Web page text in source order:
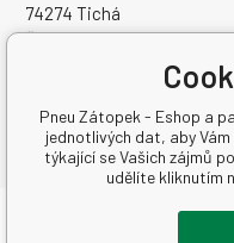
74274 Tichá
Česká Republika
DIČ: CZ7504094994
Copyright
Pneu Zátopek - Eshop a
jednotlivých dat, aby
týkající se Vašich zájmů
udělíte kliknutím